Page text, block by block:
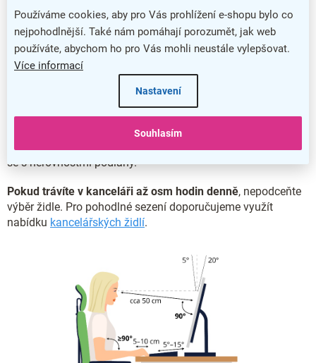
Používáme cookies, aby pro Vás prohlížení e-shopu bylo co
nejpohodlnější. Také nám pomáhají porozumět, jak web
používáte, abychom ho pro Vás mohli neustále vylepšovat.
Více informací
Nastavení
Souhlasím
Vhodná výška stolu předchází bolestem zad
S výškou 76 cm splňuje stůl Visio ergonomické požadavky
Stojí na stabilní kovové podnoži.
Stůl je vybaven nastavitelnými nožkami, díky kterým můžete
změnit jeho výšku až o 10 mm a přizpůsobit si jej k vlastní
postavě. Nastavitelné nožky vám také pomohou vypořádat
se s nerovnostmi podlahy.
Pokud trávíte v kanceláři až osm hodin denně, nepodceňte
výběr židle. Pro pohodlné sezení doporučujeme využít
nabídku kancelářských židlí.